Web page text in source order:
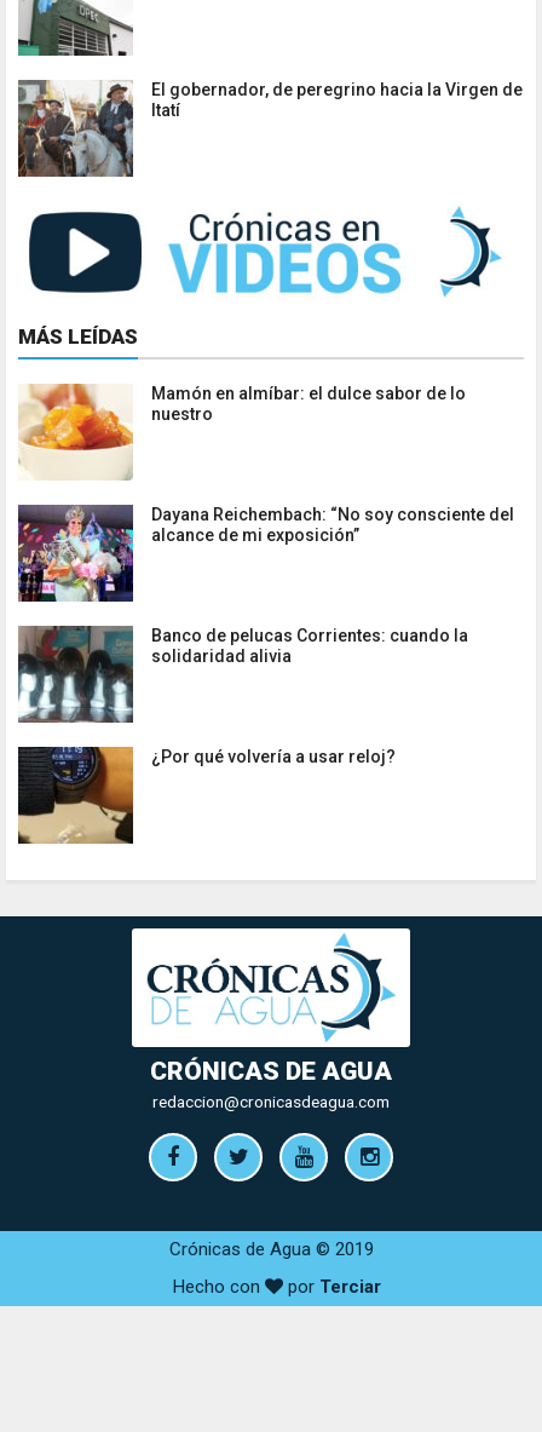
El gobernador, de peregrino hacia la Virgen de
Itatí
MÁS LEÍDAS
Mamón en almíbar: el dulce sabor de lo
nuestro
Dayana Reichembach: “No soy consciente del
alcance de mi exposición”
Banco de pelucas Corrientes: cuando la
solidaridad alivia
¿Por qué volvería a usar reloj?
CRÓNICAS DE AGUA
redaccion@cronicasdeagua.com
Crónicas de Agua © 2019
Hecho con
por Terciar